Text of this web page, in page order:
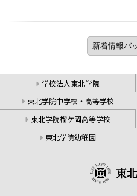
学校法人東北学院
東北学院中学校・高等学校
東北学院榴ケ岡高等学校
東北学院幼稚園